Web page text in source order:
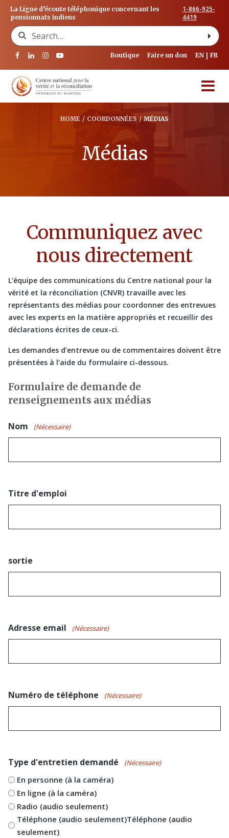
La Ligne d’écoute téléphonique concernant les
pensionnats indiens
1-866-925-
4419
Search for:
Boutique Faire un don EN FR
HOME / COORDONNÉES / MÉDIAS
Médias
Communiquez avec
nous directement
L’équipe des communications du Centre national pour la
vérité et la réconciliation (CNVR) travaille avec les
représentants des médias pour coordonner des entrevues
avec les experts en la matière appropriés et recueillir des
déclarations écrites de ceux-ci.
Les demandes d’entrevue ou de commentaires doivent être
présentées à l’aide du formulaire ci-dessous.
Formulaire de demande de
renseignements aux médias
Nom (Nécessaire)
Titre d'emploi
sortie
Adresse email (Nécessaire)
Numéro de téléphone (Nécessaire)
Type d'entretien demandé (Nécessaire)
En personne (à la caméra)
En ligne (à la caméra)
Radio (audio seulement)
Téléphone (audio seulement)Téléphone (audio
seulement)